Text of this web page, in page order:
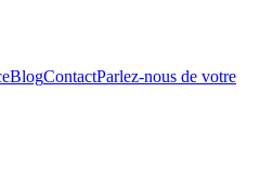
BlogContactParlez-nous de votre